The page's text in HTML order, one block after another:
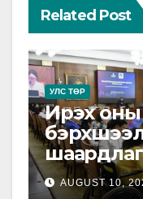
Related Post
УЛС ТӨР
Ирэх оны
тусгах
AUGUST 10,